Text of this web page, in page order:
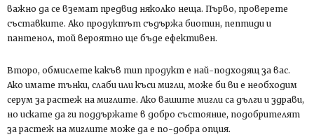
важно да се вземат предвид няколко неща. Първо, проверете
съставките. Ако продуктът съдържа биотин, пептиди и
пантенол, той вероятно ще бъде ефективен.
Второ, обмислете какъв тип продукт е най-подходящ за вас.
Ако имате тънки, слаби или къси мигли, може би ви е необходим
серум за растеж на миглите. Ако вашите мигли са дълги и здрави,
но искате да ги поддържате в добро състояние, подобрителят
за растеж на миглите може да е по-добра опция.